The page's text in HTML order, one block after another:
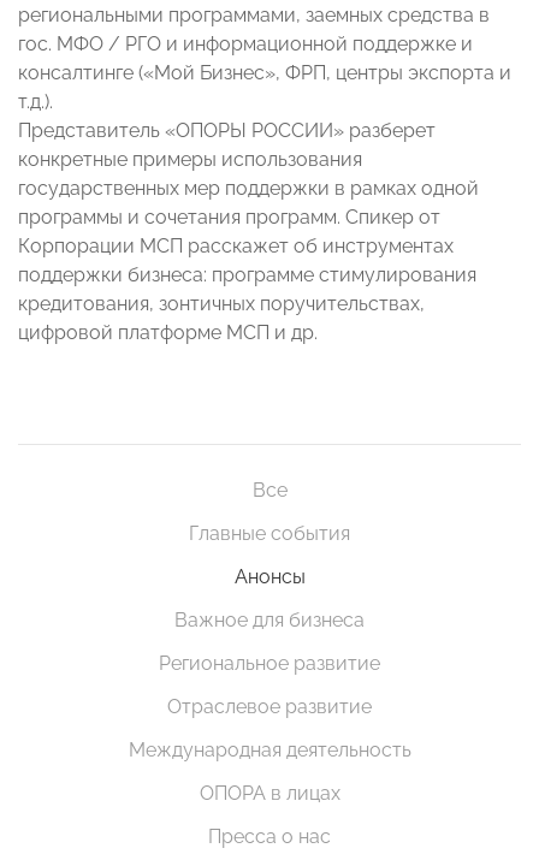
региональными программами, заемных средства в
гос. МФО / РГО и информационной поддержке и
консалтинге («Мой Бизнес», ФРП, центры экспорта и
т.д.).
Представитель «ОПОРЫ РОССИИ» разберет
конкретные примеры использования
государственных мер поддержки в рамках одной
программы и сочетания программ. Спикер от
Корпорации МСП расскажет об инструментах
поддержки бизнеса: программе стимулирования
кредитования, зонтичных поручительствах,
цифровой платформе МСП и др.
Все
Главные события
Анонсы
Важное для бизнеса
Региональное развитие
Отраслевое развитие
Международная деятельность
ОПОРА в лицах
Пресса о нас